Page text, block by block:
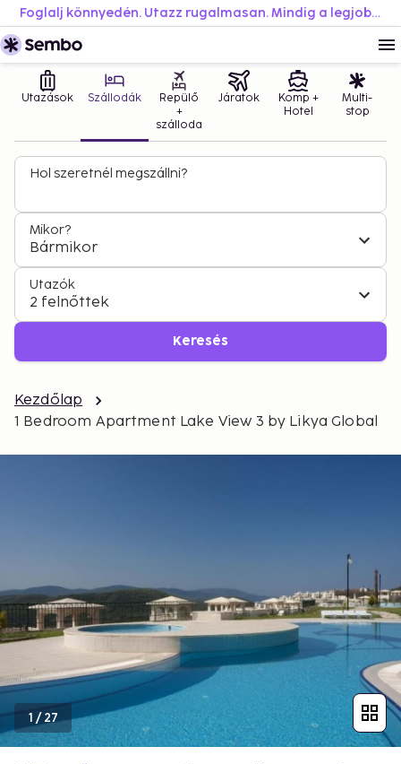
Foglalj könnyedén. Utazz rugalmasan. Mindig a legjobb áron.
Utazások Szállodák
Repülő
+
szálloda
Járatok
Komp +
Hotel
Multi-
stop
Hol szeretnél megszállni?
Mikor?
Bármikor
Utazók
2 felnőttek
Keresés
Kezdőlap
1 Bedroom Apartment Lake View 3 by Likya Global
1 /27